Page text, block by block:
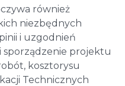
również
niezbędnych
i uzgodnień
sporządzenie projektu
kosztorysu
Technicznych